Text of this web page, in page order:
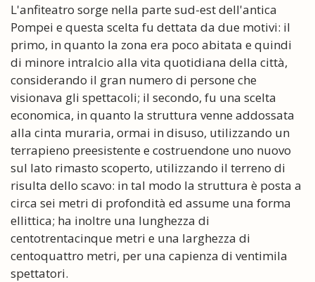
L'anfiteatro sorge nella parte sud-est dell'antica
Pompei e questa scelta fu dettata da due motivi: il
primo, in quanto la zona era poco abitata e quindi
di minore intralcio alla vita quotidiana della città,
considerando il gran numero di persone che
visionava gli spettacoli; il secondo, fu una scelta
economica, in quanto la struttura venne addossata
alla cinta muraria, ormai in disuso, utilizzando un
terrapieno preesistente e costruendone uno nuovo
sul lato rimasto scoperto, utilizzando il terreno di
risulta dello scavo: in tal modo la struttura è posta a
circa sei metri di profondità ed assume una forma
ellittica; ha inoltre una lunghezza di
centotrentacinque metri e una larghezza di
centoquattro metri, per una capienza di ventimila
spettatori.